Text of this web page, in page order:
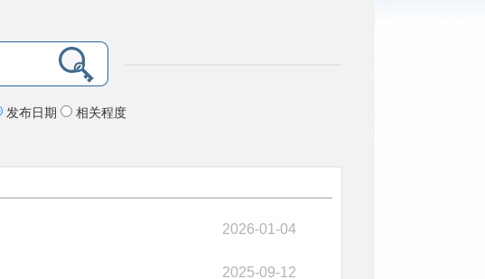
发布日期 相关程度
2026-01-04
2025-09-12